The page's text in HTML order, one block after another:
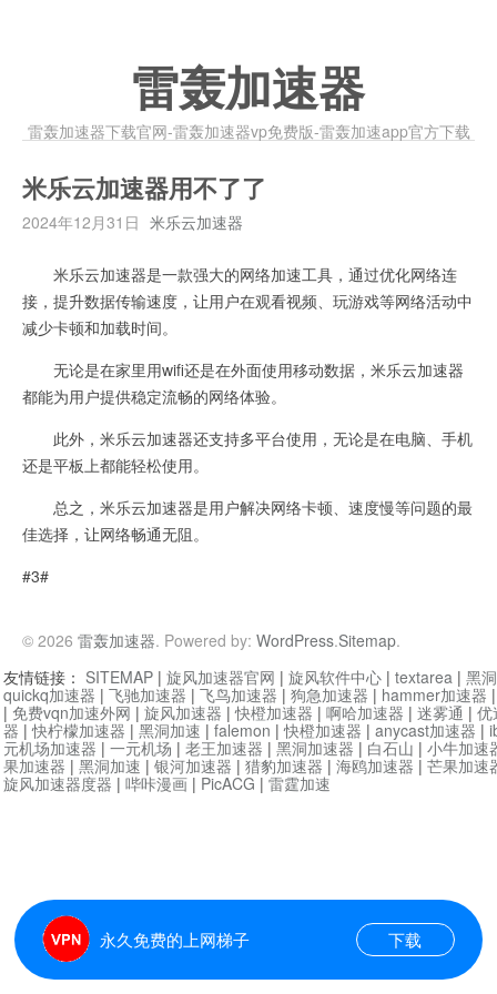
雷轰加速器
雷轰加速器下载官网-雷轰加速器vp免费版-雷轰加速app官方下载
米乐云加速器用不了了
2024年12月31日 米乐云加速器
米乐云加速器是一款强大的网络加速工具，通过优化网络连
接，提升数据传输速度，让用户在观看视频、玩游戏等网络活动中
减少卡顿和加载时间。
无论是在家里用wifi还是在外面使用移动数据，米乐云加速器
都能为用户提供稳定流畅的网络体验。
此外，米乐云加速器还支持多平台使用，无论是在电脑、手机
还是平板上都能轻松使用。
总之，米乐云加速器是用户解决网络卡顿、速度慢等问题的最
佳选择，让网络畅通无阻。
#3#
© 2026 雷轰加速器. Powered by: WordPress.Sitemap.
永久免费的上网梯子 下载
友情链接： SITEMAP | 旋风加速器官网 | 旋风软件中心 | textarea | 黑
quickq加速器 | 飞驰加速器 | 飞鸟加速器 | 狗急加速器 | hammer加速器
| 免费vqn加速外网 | 旋风加速器 |快橙加速器 | 啊哈加速器 | 迷雾通 | 优
器 |快柠檬加速器 | 黑洞加速 | falemon |快橙加速器 | anycast加速器 |
元机场加速器 | 一元机场 | 老王加速器 | 黑洞加速器 | 白石山 | 小牛加速
果加速器 | 黑洞加速 | 银河加速器 | 猎豹加速器 | 海鸥加速器 | 芒果加速
旋风加速器度器 | 哔咔漫画 | PicACG | 雷霆加速